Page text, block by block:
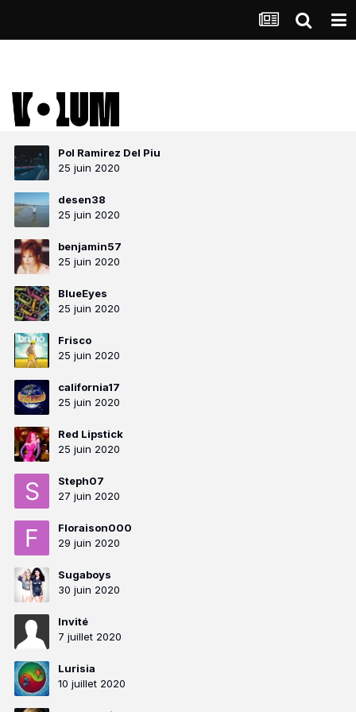
Pol Ramirez Del Piu
25 juin 2020
desen38
25 juin 2020
benjamin57
25 juin 2020
BlueEyes
25 juin 2020
Frisco
25 juin 2020
california17
25 juin 2020
Red Lipstick
25 juin 2020
Steph07
27 juin 2020
Floraison000
29 juin 2020
Sugaboys
30 juin 2020
Invité
7 juillet 2020
Lurisia
10 juillet 2020